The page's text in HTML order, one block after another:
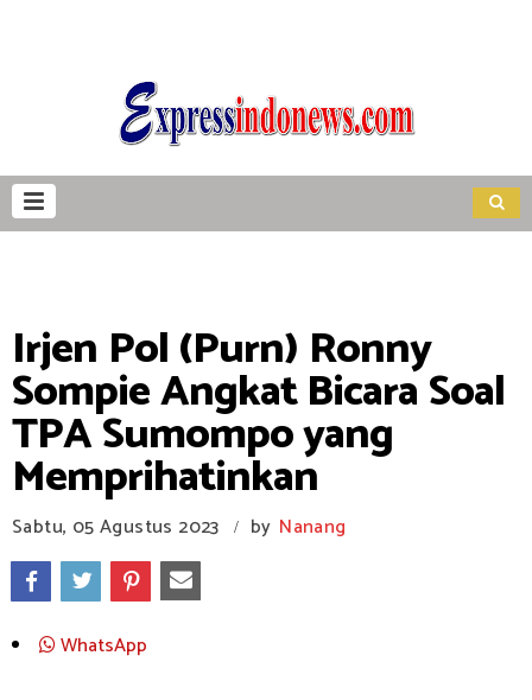
Irjen Pol (Purn) Ronny
Sompie Angkat Bicara Soal
TPA Sumompo yang
Memprihatinkan
Sabtu, 05 Agustus 2023 / by Nanang
WhatsApp